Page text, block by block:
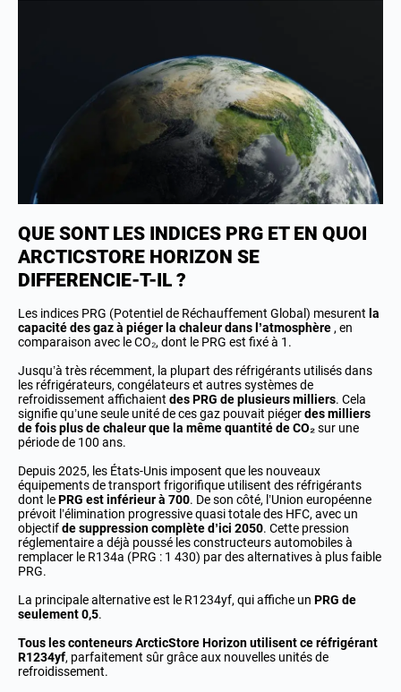
QUE SONT LES INDICES PRG ET EN QUOI
ARCTICSTORE HORIZON SE
DIFFERENCIE-T-IL ?
Les indices PRG (Potentiel de Réchauffement Global) mesurent la
capacité des gaz à piéger la chaleur dans l’atmosphère , en
comparaison avec le CO₂, dont le PRG est fixé à 1.
Jusqu’à très récemment, la plupart des réfrigérants utilisés dans
les réfrigérateurs, congélateurs et autres systèmes de
refroidissement affichaient des PRG de plusieurs milliers. Cela
signifie qu’une seule unité de ces gaz pouvait piégerdes milliers
de fois plus de chaleur que la même quantité de CO₂sur une
période de 100 ans.
Depuis 2025, les États-Unis imposent que les nouveaux
équipements de transport frigorifique utilisent des réfrigérants
dont lePRG est inférieur à 700. De son côté, l’Union européenne
prévoit l’élimination progressive quasi totale des HFC, avec un
objectifde suppression complète d’ici 2050. Cette pression
réglementaire a déjà poussé les constructeurs automobiles à
remplacer le R134a (PRG : 1 430) par des alternatives à plus faible
PRG.
La principale alternative est le R1234yf, qui affiche un PRG de
seulement 0,5.
Tous les conteneurs ArcticStore Horizon utilisent ce réfrigérant
R1234yf, parfaitement sûr grâce aux nouvelles unités de
refroidissement.